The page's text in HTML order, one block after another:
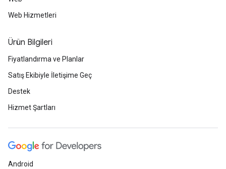
Web Hizmetleri
Ürün Bilgileri
Fiyatlandırma ve Planlar
Satış Ekibiyle İletişime Geç
Destek
Hizmet Şartları
Android